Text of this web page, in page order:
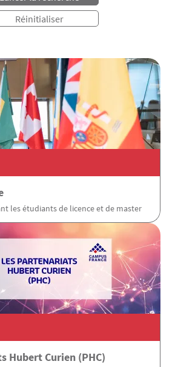
les étudiants de licence et de master
Hubert Curien (PHC)